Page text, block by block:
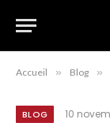
Accueil » Blog »
BLOG 10